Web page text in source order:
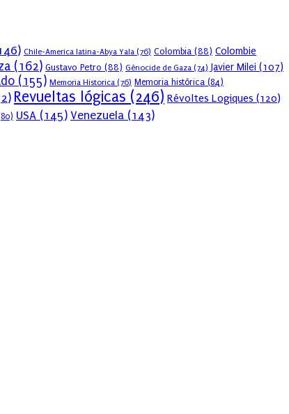
Chile-America latina-Abya Yala (76) Colombia (88) Colombie
(162) Gustavo Petro (88) Génocide de Gaza (74) Javier Milei (107)
(155) Memoria Historica (76) Memoria histórica (84)
Revueltas lógicas (246) Révoltes Logiques (120)
USA (145) Venezuela (143)